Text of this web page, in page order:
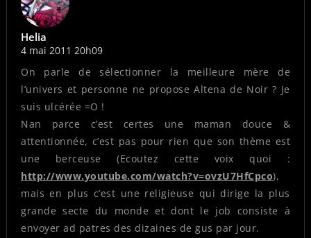
Helia
4 mai 2011 20h09
On parle de sélectionner la meilleure mère de
l’univers et personne ne propose Altena de Noir ? Je
suis ulcérée =O !
Nan parce c’est certes une maman douce &
attentionnée, c’est pas pour rien que son thème est
une berceuse (Ecoutez cette voix quoi :
http://www.youtube.com/watch?v=ovzU7HfCpco),
mais en plus c’est une religieuse qui dirige la plus
grande secte du monde et dont le job consiste à
envoyer ad patres des dizaines de gus par jour.